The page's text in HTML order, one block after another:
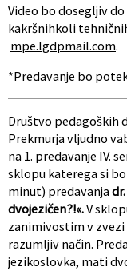
Video bo dosegljiv
kakršnihkoli
mpe.lgdpmail.com.
*Predavanje bo
Društvo pedagoških
Prekmurja vljudno
na 1. predavanje IV.
sklopu katerega si
minut) predavanja
dvojezičen?!«.V
zanimivostim v
razumljiv način.
jezikoslovka, mati